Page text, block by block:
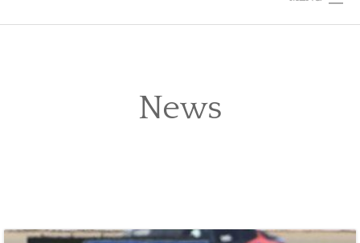
HOME
News